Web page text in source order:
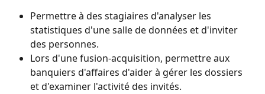
Permettre à des stagiaires d'analyser les
statistiques d'une salle de données et d'inviter
des personnes.
Lors d'une fusion-acquisition, permettre aux
banquiers d'affaires d'aider à gérer les dossiers
et d'examiner l'activité des invités.